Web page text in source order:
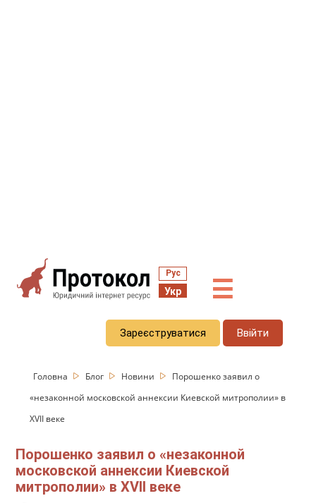
Рус
Укр ☰
Зареєструватися Ввійти
Головна Блог Новини
Порошенко заявил о
«незаконной московской аннексии Киевской митрополии» в
XVII веке
Порошенко заявил о «незаконной
московской аннексии Киевской
митрополии» в XVII веке